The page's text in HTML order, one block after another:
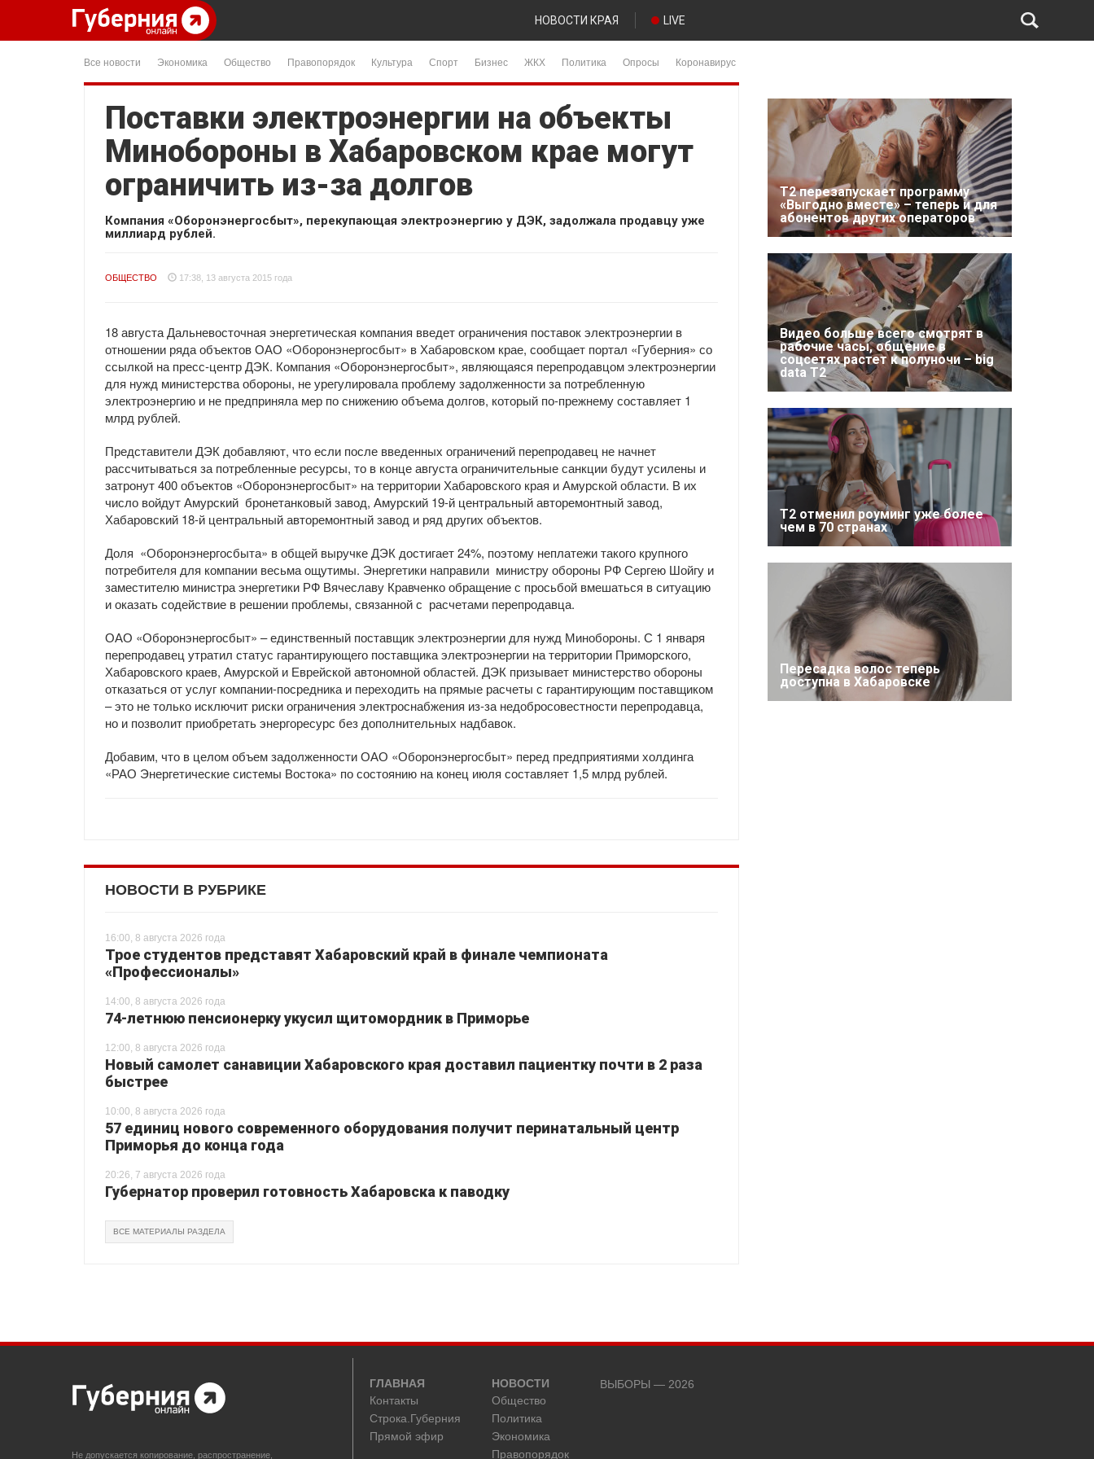
НОВОСТИ КРАЯ LIVE
Все новости Экономика Общество Правопорядок Культура Спорт Бизнес ЖКХ Политика Опросы Коронавирус
Поставки электроэнергии на объекты
Минобороны в Хабаровском крае могут
ограничить из-за долгов
Компания «Оборонэнергосбыт», перекупающая электроэнергию у ДЭК, задолжала продавцу уже
миллиард рублей.
ОБЩЕСТВО 17:38, 13 августа 2015 года
18 августа Дальневосточная энергетическая компания введет ограничения поставок электроэнергии в
отношении ряда объектов ОАО «Оборонэнергосбыт» в Хабаровском крае, сообщает портал «Губерния» со
ссылкой на пресс-центр ДЭК. Компания «Оборонэнергосбыт», являющаяся перепродавцом электроэнергии
для нужд министерства обороны, не урегулировала проблему задолженности за потребленную
электроэнергию и не предприняла мер по снижению объема долгов, который по-прежнему составляет 1
млрд рублей.
Представители ДЭК добавляют, что если после введенных ограничений перепродавец не начнет
рассчитываться за потребленные ресурсы, то в конце августа ограничительные санкции будут усилены и
затронут 400 объектов «Оборонэнергосбыт» на территории Хабаровского края и Амурской области. В их
число войдут Амурский бронетанковый завод, Амурский 19-й центральный авторемонтный завод,
Хабаровский 18-й центральный авторемонтный завод и ряд других объектов.
Доля «Оборонэнергосбыта» в общей выручке ДЭК достигает 24%, поэтому неплатежи такого крупного
потребителя для компании весьма ощутимы. Энергетики направили министру обороны РФ Сергею Шойгу и
заместителю министра энергетики РФ Вячеславу Кравченко обращение с просьбой вмешаться в ситуацию
и оказать содействие в решении проблемы, связанной с расчетами перепродавца.
ОАО «Оборонэнергосбыт» – единственный поставщик электроэнергии для нужд Минобороны. С 1 января
перепродавец утратил статус гарантирующего поставщика электроэнергии на территории Приморского,
Хабаровского краев, Амурской и Еврейской автономной областей. ДЭК призывает министерство обороны
отказаться от услуг компании-посредника и переходить на прямые расчеты с гарантирующим поставщиком
– это не только исключит риски ограничения электроснабжения из-за недобросовестности перепродавца,
но и позволит приобретать энергоресурс без дополнительных надбавок.
Добавим, что в целом объем задолженности ОАО «Оборонэнергосбыт» перед предприятиями холдинга
«РАО Энергетические системы Востока» по состоянию на конец июля составляет 1,5 млрд рублей.
НОВОСТИ В РУБРИКЕ
16:00, 8 августа 2026 года
Трое студентов представят Хабаровский край в финале чемпионата
«Профессионалы»
14:00, 8 августа 2026 года
74-летнюю пенсионерку укусил щитомордник в Приморье
12:00, 8 августа 2026 года
Новый самолет санавиции Хабаровского края доставил пациентку почти в 2 раза
быстрее
10:00, 8 августа 2026 года
57 единиц нового современного оборудования получит перинатальный центр
Приморья до конца года
20:26, 7 августа 2026 года
Губернатор проверил готовность Хабаровска к паводку
ВСЕ МАТЕРИАЛЫ РАЗДЕЛА
Т2 перезапускает программу
«Выгодно вместе» – теперь и для
абонентов других операторов
Видео больше всего смотрят в
рабочие часы, общение в
соцсетях растет к полуночи – big
data T2
Т2 отменил роуминг уже более
чем в 70 странах
Пересадка волос теперь
доступна в Хабаровске
Не допускается копирование, распространение,
ГЛАВНАЯ
Контакты
Строка.Губерния
Прямой эфир
НОВОСТИ
Общество
Политика
Экономика
Правопорядок
ВЫБОРЫ — 2026